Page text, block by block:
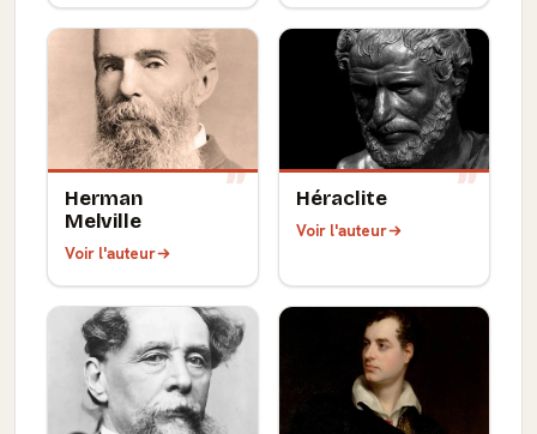
Herman
Melville
Voir l'auteur
Héraclite
Voir l'auteur